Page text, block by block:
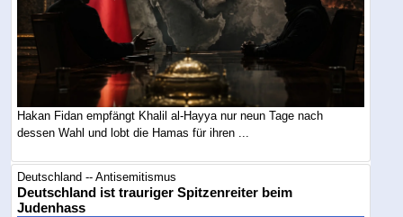
Hakan Fidan empfängt Khalil al-Hayya nur neun Tage nach
dessen Wahl und lobt die Hamas für ihren ...
Deutschland -- Antisemitismus
Deutschland ist trauriger Spitzenreiter beim
Judenhass